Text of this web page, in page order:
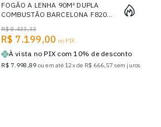
FOGÃO A LENHA 90M² DUPLA
COMBUSTÃO BARCELONA F820F
SAÍDA DIREITA OU ESQUERDA
R$ 8.433,33
R$ 7.199,00 no PIX
À vista no PIX com 10% de desconto
R$ 7.998,89 ou em até 12x de R$ 666,57 sem juros